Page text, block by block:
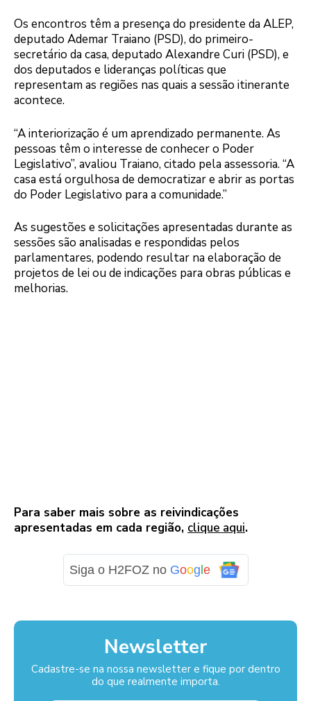
Os encontros têm a presença do presidente da ALEP,
deputado Ademar Traiano (PSD), do primeiro-
secretário da casa, deputado Alexandre Curi (PSD), e
dos deputados e lideranças políticas que
representam as regiões nas quais a sessão itinerante
acontece.
“A interiorização é um aprendizado permanente. As
pessoas têm o interesse de conhecer o Poder
Legislativo”, avaliou Traiano, citado pela assessoria. “A
casa está orgulhosa de democratizar e abrir as portas
do Poder Legislativo para a comunidade.”
As sugestões e solicitações apresentadas durante as
sessões são analisadas e respondidas pelos
parlamentares, podendo resultar na elaboração de
projetos de lei ou de indicações para obras públicas e
melhorias.
Para saber mais sobre as reivindicações
apresentadas em cada região, clique aqui.
Siga o H2FOZ no Google
Newsletter
Cadastre-se na nossa newsletter e fique por dentro
do que realmente importa.